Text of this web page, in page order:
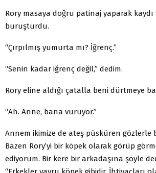
Rory masaya doğru patinaj yaparak
buruşturdu.
“Çırpılmış yumurta mı? İğrenç.”
“Senin kadar iğrenç değil,” dedim.
Rory eline aldığı çatalla beni dürtmeye
“Ah. Anne, bana vuruyor.”
Annem ikimize de ateş püsküren gözlerle
Bazen Rory’yi bir köpek olarak görüp
ediyorum. Bir kere bir arkadaşına şöyle